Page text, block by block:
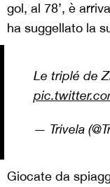
gol, al 78’, è
ha suggellato la
Le triplé de
— Trivela
Giocate da